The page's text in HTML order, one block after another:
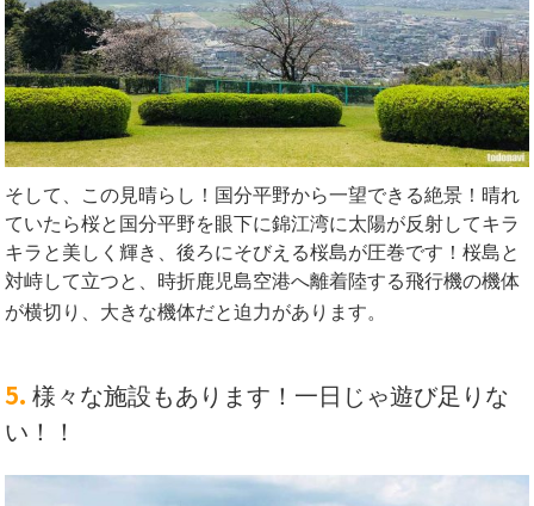
そして、この見晴らし！国分平野から一望できる絶景！晴れ
ていたら桜と国分平野を眼下に錦江湾に太陽が反射してキラ
キラと美しく輝き、後ろにそびえる桜島が圧巻です！桜島と
対峙して立つと、時折鹿児島空港へ離着陸する飛行機の機体
が横切り、大きな機体だと迫力があります。
5.様々な施設もあります！一日じゃ遊び足りな
い！！